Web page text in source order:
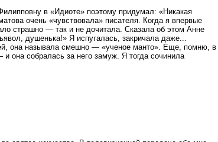
в «Идиоте» поэтому придумал: «Никакая
очень «чувствовала» писателя. Когда я впервые
страшно — так и не дочитала. Сказала об этом Анне
душенька!» Я испугалась, закричала даже...
она называла смешно — «ученое манто». Еще, помню, в
собралась за него замуж. Я тогда сочинила